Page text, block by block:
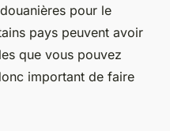
pour le
pays peuvent avoir
que vous pouvez
important de faire